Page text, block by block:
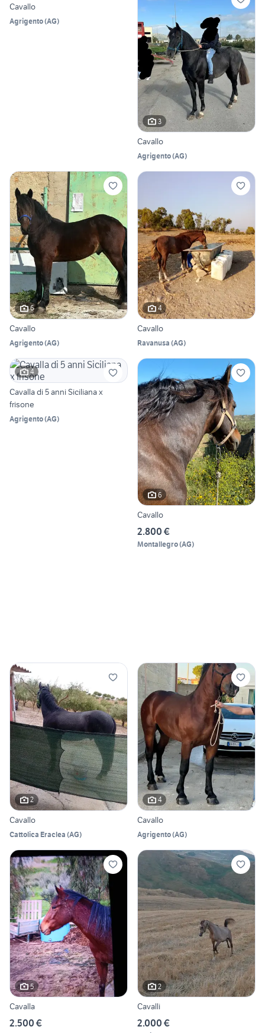
Cavallo
Agrigento(AG)
3
Cavallo
Agrigento(AG)
6
Cavallo
Agrigento(AG)
4
Cavallo
Ravanusa (AG)
4
Cavalla di 5 anni Siciliana x
frisone
Agrigento(AG)
6
Cavallo
2.800 €
Montallegro(AG)
2
Cavallo
Cattolica Eraclea (AG)
4
Cavallo
Agrigento(AG)
5
Cavalla
2.500 €
2
Cavalli
2.000 €